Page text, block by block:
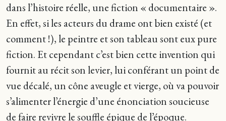
dans l’histoire réelle, une fiction « documentaire ».
En effet, si les acteurs du drame ont bien existé (et
comment !), le peintre et son tableau sont eux pure
fiction. Et cependant c’est bien cette invention qui
fournit au récit son levier, lui conférant un point de
vue décalé, un cône aveugle et vierge, où va pouvoir
s’alimenter l’énergie d’une énonciation soucieuse
de faire revivre le souffle épique de l’époque.